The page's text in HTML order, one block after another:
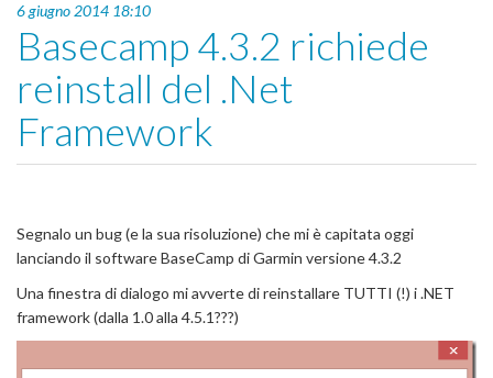
6 giugno 2014 18:10
Basecamp 4.3.2 richiede
reinstall del .Net
Framework
Segnalo un bug (e la sua risoluzione) che mi è capitata oggi
lanciando il software BaseCamp di Garmin versione 4.3.2
Una finestra di dialogo mi avverte di reinstallare TUTTI (!) i .NET
framework (dalla 1.0 alla 4.5.1???)